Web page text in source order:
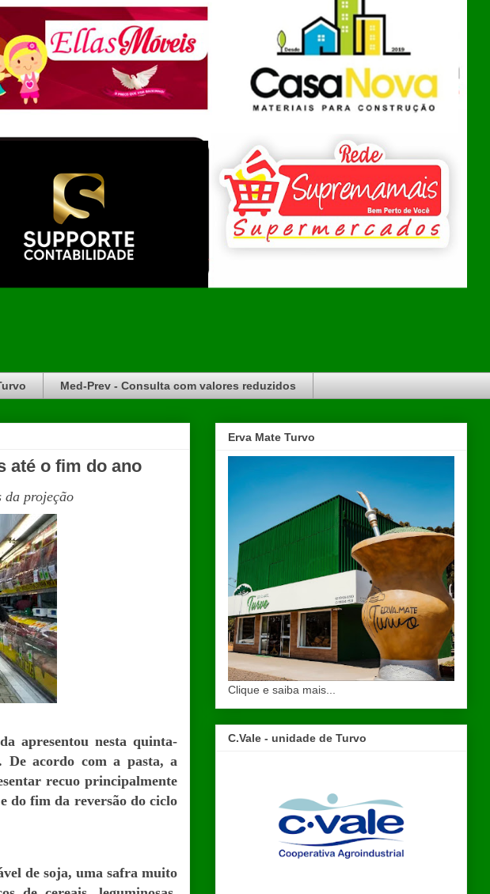
Med-Prev - Consulta com valores reduzidos
até o fim do ano
da projeção
apresentou nesta quinta-
De acordo com a pasta, a
recuo principalmente
do fim da reversão do ciclo
de soja, uma safra muito
Erva Mate Turvo
Clique e saiba mais...
C.Vale - unidade de Turvo